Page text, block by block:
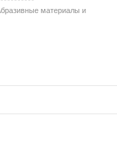
материалы и